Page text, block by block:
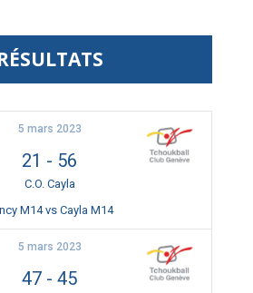
5 mars 2023
21 - 56
C.O. Cayla
M14 vs Cayla M14
5 mars 2023
47 -45